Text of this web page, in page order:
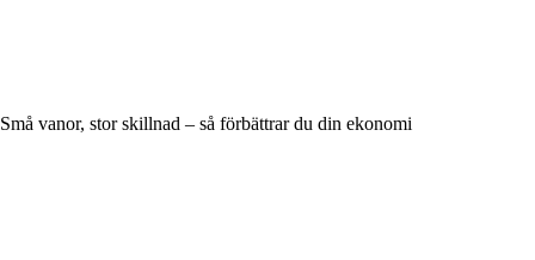
Små vanor, stor skillnad – så förbättrar du din ekonomi